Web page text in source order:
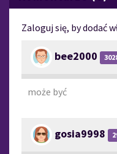
Zaloguj się, by dodać
bee2000
może być
gosia9998